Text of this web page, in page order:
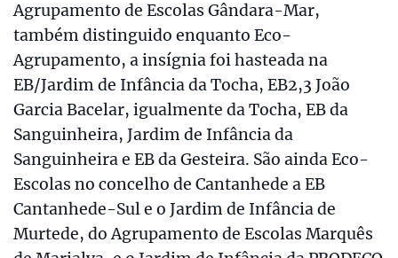
Agrupamento de Escolas Gândara-Mar,
também distinguido enquanto Eco-
Agrupamento, a insígnia foi hasteada na
EB/Jardim de Infância da Tocha, EB2,3 João
Garcia Bacelar, igualmente da Tocha, EB da
Sanguinheira, Jardim de Infância da
Sanguinheira e EB da Gesteira. São ainda Eco-
Escolas no concelho de Cantanhede a EB
Cantanhede-Sul e o Jardim de Infância de
Murtede, do Agrupamento de Escolas Marquês